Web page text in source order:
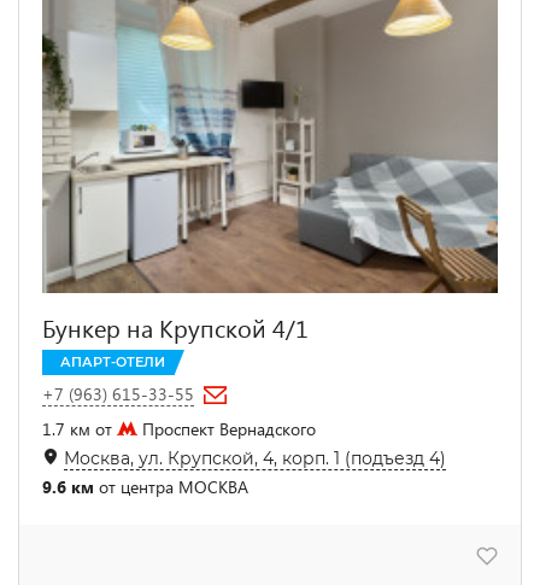
Бункер на Крупской 4/1
АПАРТ-ОТЕЛИ
+7 (963) 615-33-55
1.7 км от
Проспект Вернадского
Москва, ул. Крупской, 4, корп. 1 (подъезд 4)
9.6 км от центра МОСКВА